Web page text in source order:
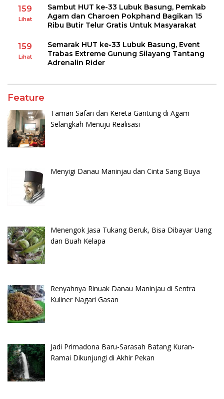
159
Lihat
Sambut HUT ke-33 Lubuk Basung, Pemkab
Agam dan Charoen Pokphand Bagikan 15
Ribu Butir Telur Gratis Untuk Masyarakat
159
Lihat
Semarak HUT ke-33 Lubuk Basung, Event
Trabas Extreme Gunung Silayang Tantang
Adrenalin Rider
Feature
Taman Safari dan Kereta Gantung di Agam
Selangkah Menuju Realisasi
Menyigi Danau Maninjau dan Cinta Sang Buya
Menengok Jasa Tukang Beruk, Bisa Dibayar Uang
dan Buah Kelapa
Renyahnya Rinuak Danau Maninjau di Sentra
Kuliner Nagari Gasan
Jadi Primadona Baru-Sarasah Batang Kuran-
Ramai Dikunjungi di Akhir Pekan